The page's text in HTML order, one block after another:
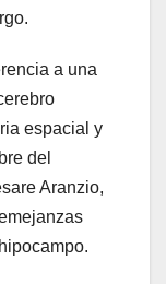
a una
espacial y
del
Aranzio,